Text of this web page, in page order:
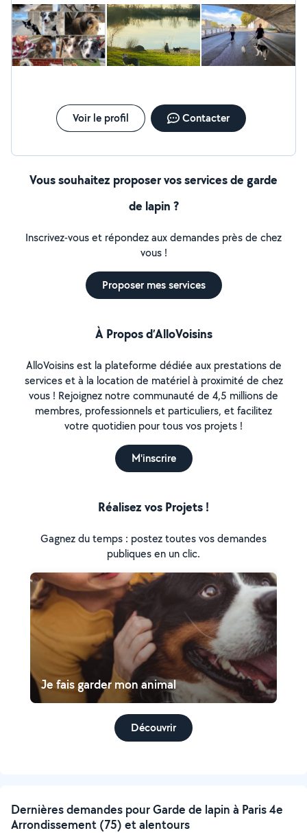
de Seine. Tarif : 15 / heure GARDE - PENSION - en
semaine à mon domicile proche Bastille dans un
passage privé en rdc, avec balade matinale + 1 ou 2
autres sorties - durant les WE et vacances scolaires
dans notre maison de campagne clôturée au bord d'un
Voir le profil
Contacter
Vous souhaitez proposer vos services de garde
de lapin ?
Inscrivez-vous et répondez aux demandes près de chez
vous !
Proposer mes services
À Propos d’AlloVoisins
AlloVoisins est la plateforme dédiée aux prestations de
services et à la location de matériel à proximité de chez
vous ! Rejoignez notre communauté de 4,5 millions de
membres, professionnels et particuliers, et facilitez
votre quotidien pour tous vos projets !
M'inscrire
Réalisez vos Projets !
Gagnez du temps : postez toutes vos demandes
publiques en un clic.
Je fais garder mon animal
Découvrir
Dernières demandes pour Garde de lapin à Paris 4e
Arrondissement (75) et alentours